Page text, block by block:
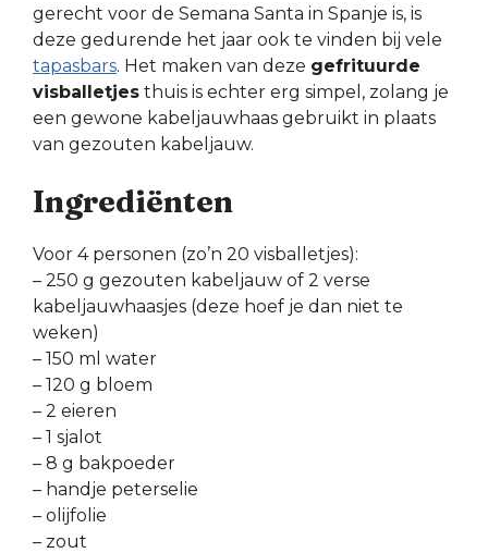
gerecht voor de Semana Santa in Spanje is, is
deze gedurende het jaar ook te vinden bij vele
tapasbars. Het maken van deze gefrituurde
visballetjes thuis is echter erg simpel, zolang je
een gewone kabeljauwhaas gebruikt in plaats
van gezouten kabeljauw.
Ingrediënten
Voor 4 personen (zo’n 20 visballetjes):
– 250 g gezouten kabeljauw of 2 verse
kabeljauwhaasjes (deze hoef je dan niet te
weken)
– 150 ml water
– 120 g bloem
– 2 eieren
– 1 sjalot
– 8 g bakpoeder
– handje peterselie
– olijfolie
– zout